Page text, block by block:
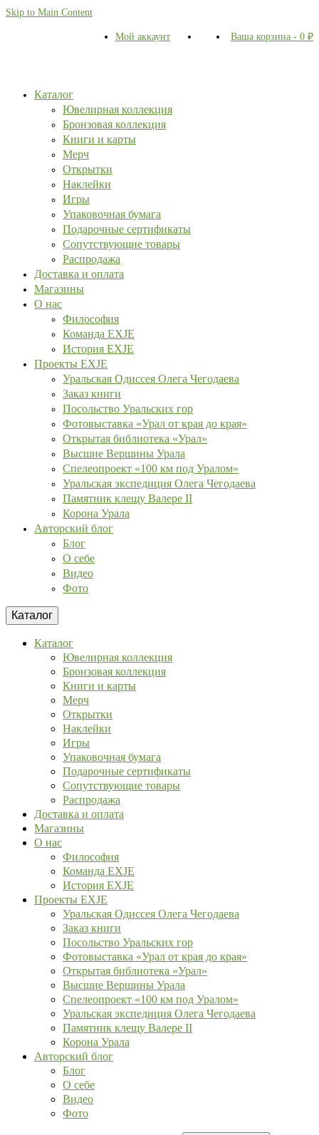
Skip to Main Content
Мой аккаунт Ваша корзина - 0 ₽
Каталог
Ювелирная коллекция
Бронзовая коллекция
Книги и карты
Мерч
Открытки
Наклейки
Игры
Упаковочная бумага
Подарочные сертификаты
Сопутствующие товары
Распродажа
Доставка и оплата
Магазины
О нас
Философия
Команда EXJE
История EXJE
Проекты EXJE
Уральская Одиссея Олега Чегодаева
Заказ книги
Посольство Уральских гор
Фотовыставка «Урал от края до края»
Открытая библиотека «Урал»
Высшие Вершины Урала
Спелеопроект «100 км под Уралом»
Уральская экспедиция Олега Чегодаева
Памятник клещу Валере II
Корона Урала
Авторский блог
Блог
О себе
Видео
Фото
Каталог
Каталог
Ювелирная коллекция
Бронзовая коллекция
Книги и карты
Мерч
Открытки
Наклейки
Игры
Упаковочная бумага
Подарочные сертификаты
Сопутствующие товары
Распродажа
Доставка и оплата
Магазины
О нас
Философия
Команда EXJE
История EXJE
Проекты EXJE
Уральская Одиссея Олега Чегодаева
Заказ книги
Посольство Уральских гор
Фотовыставка «Урал от края до края»
Открытая библиотека «Урал»
Высшие Вершины Урала
Спелеопроект «100 км под Уралом»
Уральская экспедиция Олега Чегодаева
Памятник клещу Валере II
Корона Урала
Авторский блог
Блог
О себе
Видео
Фото